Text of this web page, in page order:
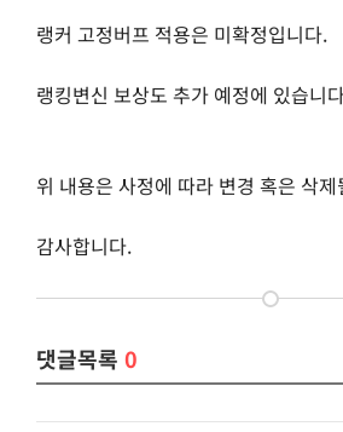
랭커 고정버프 적용은 미확정입니다.
랭킹변신 보상도 추가 예정에 있습니
위 내용은 사정에 따라 변경 혹은 삭
감사합니다.
댓글목록 0